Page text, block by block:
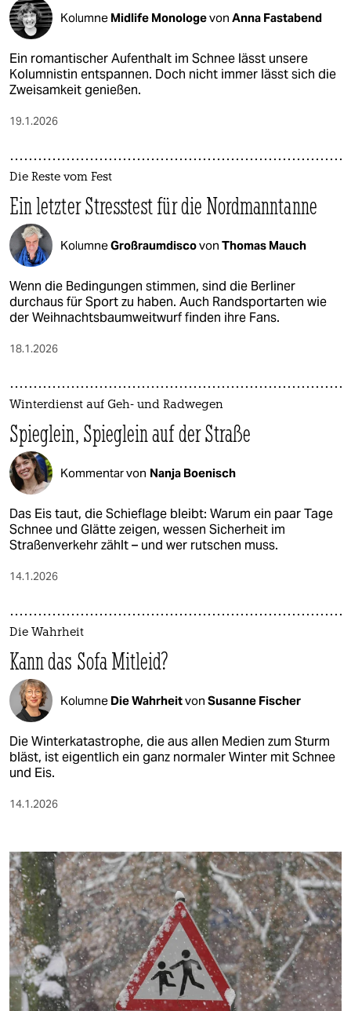
Kolumne Midlife Monologevon Anna Fastabend
Ein romantischer Aufenthalt im Schnee lässt unsere
Kolumnistin entspannen. Doch nicht immer lässt sich die
Zweisamkeit genießen.
19.1.2026
Die Reste vom Fest
Ein letzter Stresstest für die Nordmanntanne
KolumneGroßraumdiscovon Thomas Mauch
Wenn die Bedingungen stimmen, sind die Berliner
durchaus für Sport zu haben. Auch Randsportarten wie
der Weihnachtsbaumweitwurf finden ihre Fans.
18.1.2026
Winterdienst auf Geh- und Radwegen
Spieglein, Spieglein auf der Straße
Kommentar von Nanja Boenisch
Das Eis taut, die Schieflage bleibt: Warum ein paar Tage
Schnee und Glätte zeigen, wessen Sicherheit im
Straßenverkehr zählt – und wer rutschen muss.
14.1.2026
Die Wahrheit
Kann das Sofa Mitleid?
Kolumne Die Wahrheitvon Susanne Fischer
Die Winterkatastrophe, die aus allen Medien zum Sturm
bläst, ist eigentlich ein ganz normaler Winter mit Schnee
und Eis.
14.1.2026